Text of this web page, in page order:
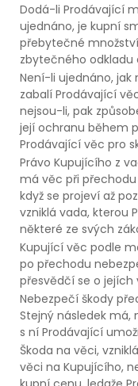
Dodá-li Prodávající
ujednáno, je kupní
přebytečné
zbytečného odkladu
Není-li ujednáno,
zabalí Prodávající
nejsou-li, pak
její ochranu během
Prodávající věc pro
Právo Kupujícího z
má věc při
když se projeví až
vzniklá vada, kterou
některé ze svých
Kupující věc podle
po přechodu
přesvědčí se o
Nebezpečí škody
Stejný následek
s ní Prodávající
Škoda na věci,
věci na Kupujícího,